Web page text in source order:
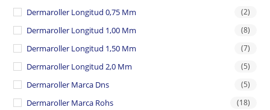
Dermaroller Longitud 0,75 Mm (2)
Dermaroller Longitud 1,00 Mm (8)
Dermaroller Longitud 1,50 Mm (7)
Dermaroller Longitud 2,0 Mm (5)
Dermaroller Marca Dns (5)
Dermaroller Marca Rohs (18)